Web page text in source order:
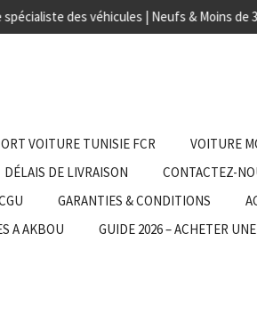
spécialiste des véhicules | Neufs & Moins de
VOITURE TUNISIE FCR VOITURE
DÉLAIS DE LIVRAISON CONTACTEZ-
GARANTIES & CONDITIONS
A AKBOU
GUIDE 2026 – ACHETER